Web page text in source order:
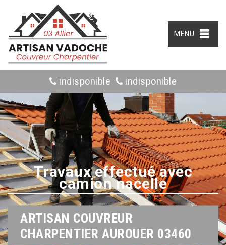
MENU
indisponible indisponible
Travaux effectué avec
camion nacelle
ARTISAN COUVREUR
CHARPENTIER AUROUER 03460